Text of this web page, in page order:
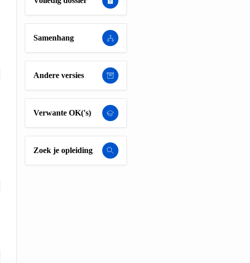
Samenhang
Andere versies
Verwante OK('s)
Zoek je opleiding